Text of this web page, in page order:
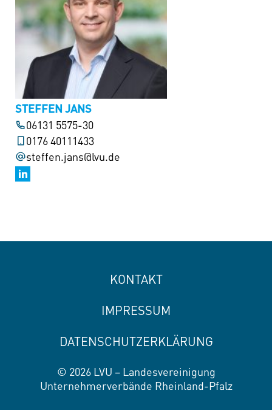
STEFFEN JANS
06131 5575-30
0176 40111433
steffen.jans@lvu.de
KONTAKT
IMPRESSUM
DATENSCHUTZERKLÄRUNG
© 2026 LVU – Landesvereinigung
Unternehmerverbände Rheinland-Pfalz